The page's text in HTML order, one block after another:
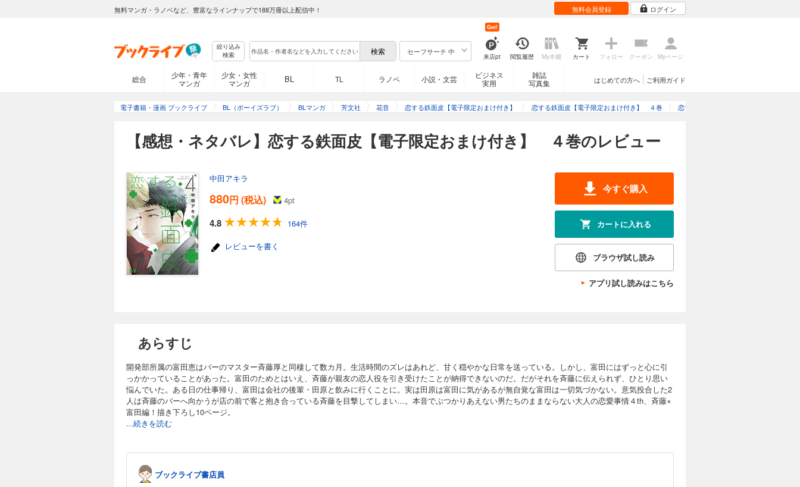
無料マンガ・ラノベなど、豊富なラインナップで188万冊以上配信中！ 無料会員登録 ログイン
絞り込み
検索
セーフサーチ 中
来店pt
Get!
閲覧履歴 My本棚 カート フォロー クーポン Myページ
総合
少年・青年
マンガ
少女・女性
マンガ
BL TL ラノベ 小説・文芸
ビジネス
実用
雑誌
写真集
ご利用ガイド
はじめての方へ
電子書籍・漫画 ブックライブ BL（ボーイズラブ） BLマンガ 芳文社 花音 恋する鉄面皮【電子限定おまけ付き】 恋する鉄面皮【電子限定おまけ付き】 ４巻 恋する鉄面皮【電子限定おまけ付き】
【感想・ネタバレ】恋する鉄面皮【電子限定おまけ付き】 ４巻のレビュー
中田アキラ
880円 (税込) 4pt
4.8
164件
レビューを書く
今すぐ購入
カートに入れる
ブラウザ試し読み
アプリ試し読みはこちら
あらすじ
開発部所属の富田恵はバーのマスター斉藤厚と同棲して数カ月。生活時間のズレはあれど、甘く穏やかな日常を送っている。しかし、富田にはずっと心に引
っかかっていることがあった。富田のためとはいえ、斉藤が親友の恋人役を引き受けたことが納得できないのだ。だがそれを斉藤に伝えられず、ひとり思い
悩んでいた。ある日の仕事帰り、富田は会社の後輩・田原と飲みに行くことに。実は田原は富田に気があるが無自覚な富田は一切気づかない。意気投合した2
人は斉藤のバーへ向かうが店の前で客と抱き合っている斉藤を目撃してしまい…。本音でぶつかりあえない男たちのままならない大人の恋愛事情４th、斉藤×
富田編！描き下ろし10ページ。
...続きを読む
ブックライブ書店員